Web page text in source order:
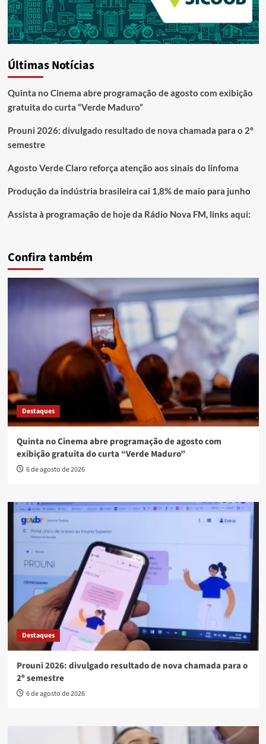
Últimas Notícias
Quinta no Cinema abre programação de agosto com exibição
gratuita do curta “Verde Maduro”
Prouni 2026: divulgado resultado de nova chamada para o 2º
semestre
Agosto Verde Claro reforça atenção aos sinais do linfoma
Produção da indústria brasileira cai 1,8% de maio para junho
Assista à programação de hoje da Rádio Nova FM, links aqui:
Confira também
Destaques
Quinta no Cinema abre programação de agosto com
exibição gratuita do curta “Verde Maduro”
6 de agosto de 2026
Destaques
Prouni 2026: divulgado resultado de nova chamada para o
2º semestre
6 de agosto de 2026